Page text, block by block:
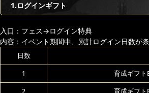
1.ログインギフト
入口：フェス→ログイン特典
内容：イベント期間中、累計ログイン日数が
日数
1 育成ギフ
2 育成ギフ